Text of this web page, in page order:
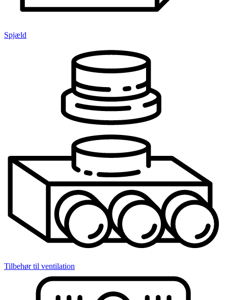
Spjæld
Tilbehør til ventilation